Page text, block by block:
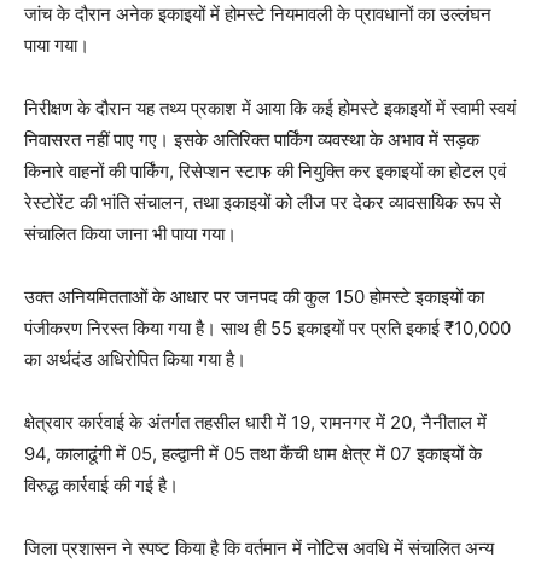
जांच के दौरान अनेक इकाइयों में होमस्टे नियमावली के प्रावधानों का उल्लंघन
पाया गया।
निरीक्षण के दौरान यह तथ्य प्रकाश में आया कि कई होमस्टे इकाइयों में स्वामी स्वयं
निवासरत नहीं पाए गए। इसके अतिरिक्त पार्किंग व्यवस्था के अभाव में सड़क
किनारे वाहनों की पार्किंग, रिसेप्शन स्टाफ की नियुक्ति कर इकाइयों का होटल एवं
रेस्टोरेंट की भांति संचालन, तथा इकाइयों को लीज पर देकर व्यावसायिक रूप से
संचालित किया जाना भी पाया गया।
उक्त अनियमितताओं के आधार पर जनपद की कुल 150 होमस्टे इकाइयों का
पंजीकरण निरस्त किया गया है। साथ ही 55 इकाइयों पर प्रति इकाई ₹10,000
का अर्थदंड अधिरोपित किया गया है।
क्षेत्रवार कार्रवाई के अंतर्गत तहसील धारी में 19, रामनगर में 20, नैनीताल में
94, कालाढूंगी में 05, हल्द्वानी में 05 तथा कैंची धाम क्षेत्र में 07 इकाइयों के
विरुद्ध कार्रवाई की गई है।
जिला प्रशासन ने स्पष्ट किया है कि वर्तमान में नोटिस अवधि में संचालित अन्य